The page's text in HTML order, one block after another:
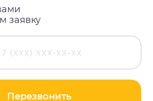
заявку
Перезвонить